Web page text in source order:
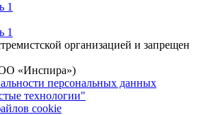
организацией и запрещен
«Инспира»)
персональных данных
технологии"
cookie